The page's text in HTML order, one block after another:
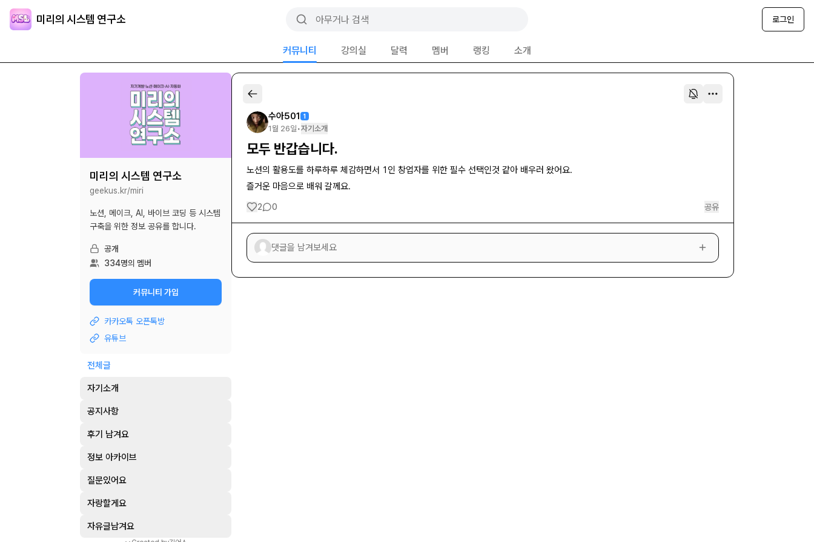
미리의 시스템 연구소 로그인
커뮤니티 강의실 달력 멤버 랭킹 소개
미리의 시스템 연구소
geekus.kr/miri
노션, 메이크, AI, 바이브 코딩 등 시스템
구축을 위한 정보 공유를 합니다.
공개
334명의 멤버
커뮤니티 가입
카카오톡 오픈톡방
유튜브
전체글
자기소개
공지사항
후기 남겨요
정보 아카이브
질문있어요
자랑할게요
자유글남겨요
수아501 1
1월 26일 •자기소개
모두 반갑습니다.
노션의 활용도를 하루하루 체감하면서 1인 창업자를 위한 필수 선택인것 같아 배우러 왔어요.
즐거운 마음으로 배워 갈께요.
2 0 공유
댓글을 남겨보세요